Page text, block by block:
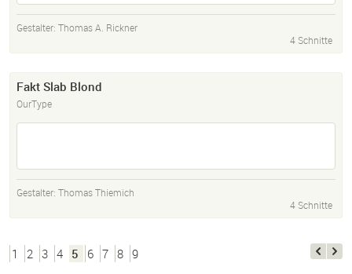
Gestalter: Thomas A. Rickner
4 Schnitte
Fakt Slab Blond
OurType
Gestalter: Thomas Thiemich
4 Schnitte
1 2 3 4 5 6 7 8 9